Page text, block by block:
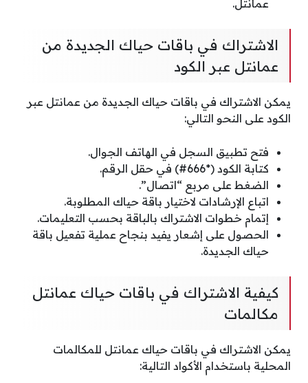
عمانتل.
الاشتراك في باقات حياك الجديدة من
عمانتل عبر الكود
يمكن الاشتراك في باقات حياك الجديدة من عمانتل عبر
الكود على النحو التالي:
فتح تطبيق السجل في الهاتف الجوال.
كتابة الكود (*666#) في حقل الرقم.
الضغط على مربع “اتصال”.
اتباع الإرشادات لاختيار باقة حياك المطلوبة.
إتمام خطوات الاشتراك بالباقة بحسب التعليمات.
الحصول على إشعار يفيد بنجاح عملية تفعيل باقة
حياك الجديدة.
كيفية الاشتراك في باقات حياك عمانتل
مكالمات
يمكن الاشتراك في باقات حياك عمانتل للمكالمات
المحلية باستخدام الأكواد التالية: